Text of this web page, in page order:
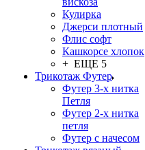
Кулирка
Джерси плотный
Флис софт
Кашкорсе хлопок
+ ЕЩЕ 5
Трикотаж Футер
Футер 3-х нитка
Петля
Футер 2-х нитка
петля
Футер с начесом